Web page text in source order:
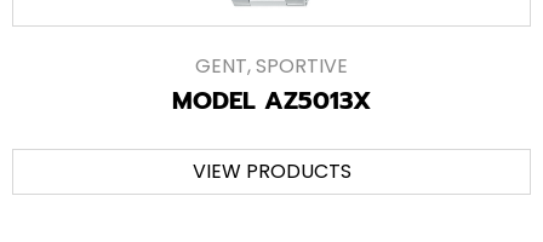
GENT,SPORTIVE
MODEL AZ5013X
VIEW PRODUCTS